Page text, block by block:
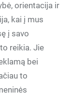
orientacija ir
kai į mus
į savo
reikia. Jie
bei
to